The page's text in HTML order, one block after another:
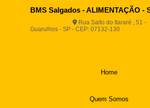
BMS Salgados - ALIMENTAÇÃO -
Rua Salto do Itararé , 51 -
Guarulhos - SP - CEP: 07132-130
Home
Quem Somos